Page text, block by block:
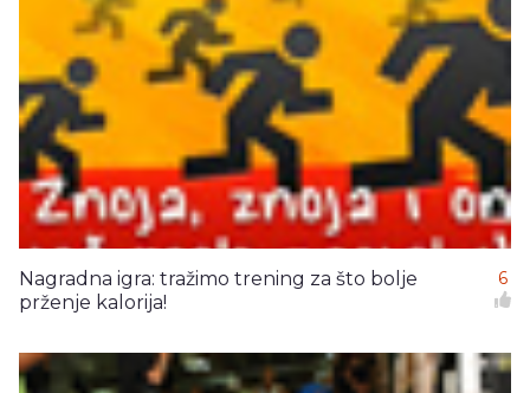
Nagradna igra: tražimo trening za što bolje
prženje kalorija!
6